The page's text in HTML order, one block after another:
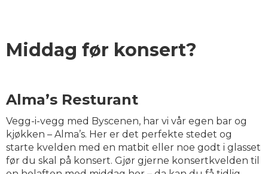
Middag før konsert?
Alma’s Resturant
Vegg-i-vegg med Byscenen, har vi vår egen bar og
kjøkken – Alma’s. Her er det perfekte stedet og
starte kvelden med en matbit eller noe godt i glasset
før du skal på konsert. Gjør gjerne konsertkvelden til